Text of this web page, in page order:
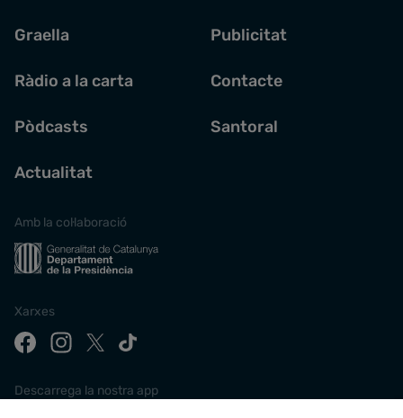
Graella
Ràdio a la carta
Pòdcasts
Actualitat
Publicitat
Contacte
Santoral
Amb la col·laboració
Xarxes
Descarrega la nostra app